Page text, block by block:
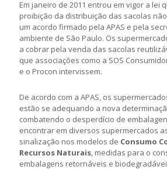
Em janeiro de 2011 entrou em vigor a lei
proibição da distribuição das sacolas
um acordo firmado pela APAS e pela
ambiente de São Paulo. Os
a cobrar pela venda das sacolas
que associações como a SOS
e o Procon intervissem.
De acordo com a APAS, os
estão se adequando a nova
combatendo o desperdício de
encontrar em diversos supermercados
sinalização nos modelos de Consumo
Recursos Naturais, medidas para o
embalagens retornáveis e